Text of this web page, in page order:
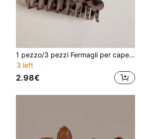
1 pezzo/3 pezzi Fermagli per capelli stile vintage, fermagli per capelli geometrici cavi con stampa tartaruga e leopardo alla moda, grandi fermagli a pinza per donne, adatti per il bagno/lavaggio dei capelli, fermagli per capelli, pinze per capelli, fermagli a pinza per capelli, forniture per il campus, accessori per capelli autunno/inverno per donne universitarie, outfit per le vacanze, spiaggia estiva per donne, viaggi, occasioni di compleanno
3 left
2.98€